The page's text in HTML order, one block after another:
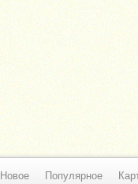
Новое Популярное